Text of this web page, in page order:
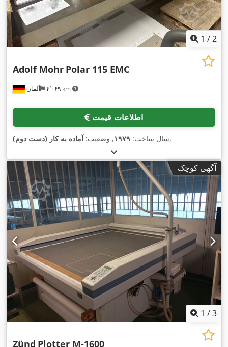
1 /2
آلمان ۴٬۰۶۹ km
Adolf Mohr Polar 115 EMC
اطلاعات قیمت
سال ساخت: ۱۹۷۹, وضعیت: آماده به کار (دست دوم) ,
آگهی کوچک
1 /3
Zünd Plotter M-1600